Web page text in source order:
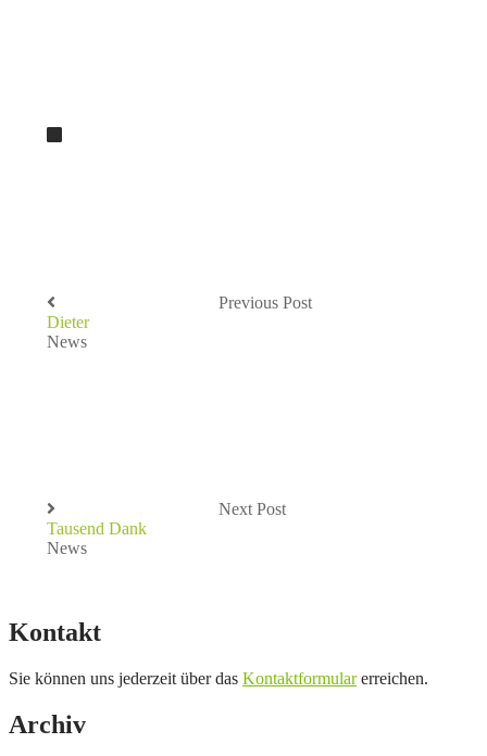
Previous Post
Dieter
News
Next Post
Tausend Dank
News
Kontakt
Sie können uns jederzeit über das Kontaktformularerreichen.
Archiv